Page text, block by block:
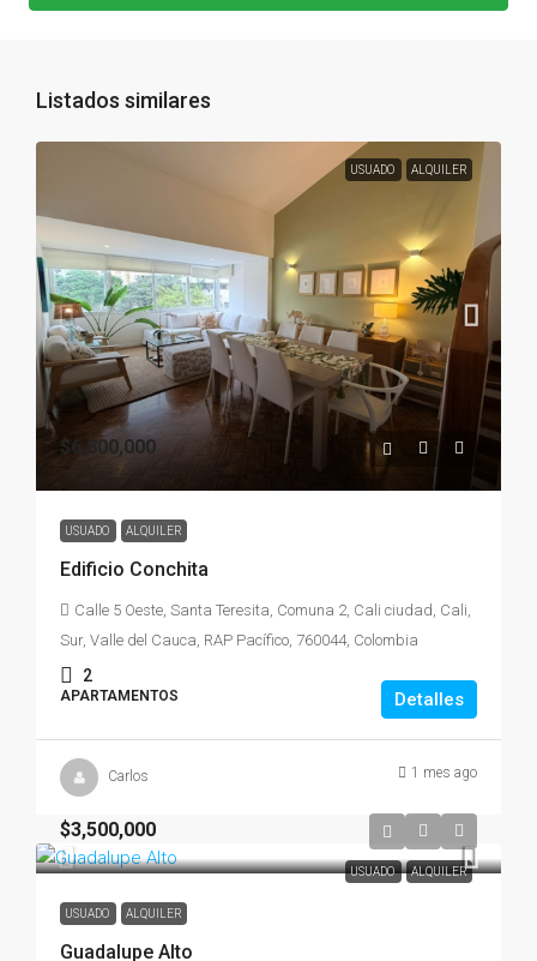
Listados similares
USUADO ALQUILER
$6,800,000
USUADO ALQUILER
Edificio Conchita
Calle 5 Oeste, Santa Teresita, Comuna 2, Cali ciudad, Cali,
Sur, Valle del Cauca, RAP Pacífico, 760044, Colombia
2
APARTAMENTOS Detalles
Carlos 1 mes ago
USUADO ALQUILER
$3,500,000
USUADO ALQUILER
Guadalupe Alto